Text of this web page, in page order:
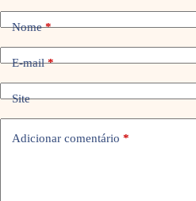
Nome*
E-mail*
Site
Adicionar comentário *